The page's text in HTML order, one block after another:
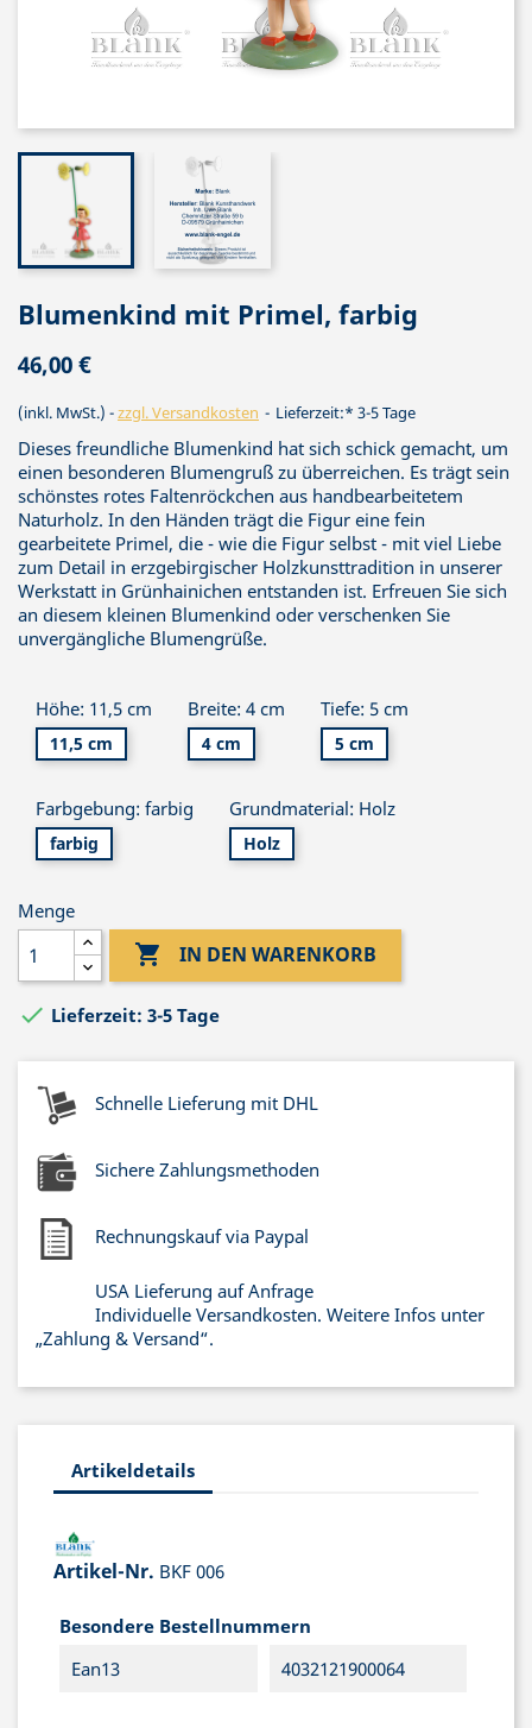
Blumenkind mit Primel, farbig
46,00 €
(inkl. MwSt.) zzgl. Versandkosten Lieferzeit:* 3-5 Tage
Dieses freundliche Blumenkind hat sich schick gemacht, um
einen besonderen Blumengruß zu überreichen. Es trägt sein
schönstes rotes Faltenröckchen aus handbearbeitetem
Naturholz. In den Händen trägt die Figur eine fein
gearbeitete Primel, die - wie die Figur selbst - mit viel Liebe
zum Detail in erzgebirgischer Holzkunsttradition in unserer
Werkstatt in Grünhainichen entstanden ist. Erfreuen Sie sich
an diesem kleinen Blumenkind oder verschenken Sie
unvergängliche Blumengrüße.
Höhe: 11,5 cm
11,5 cm
Breite: 4 cm
4 cm
Tiefe: 5 cm
5 cm
Farbgebung: farbig
farbig
Grundmaterial: Holz
Holz
Menge
 IN DEN WARENKORB
 Lieferzeit: 3-5 Tage
Schnelle Lieferung mit DHL
Sichere Zahlungsmethoden
Rechnungskauf via Paypal
USA Lieferung auf Anfrage
Individuelle Versandkosten. Weitere Infos unter
„Zahlung & Versand“.
Artikeldetails
Artikel-Nr. BKF 006
Besondere Bestellnummern
Ean13
4032121900064